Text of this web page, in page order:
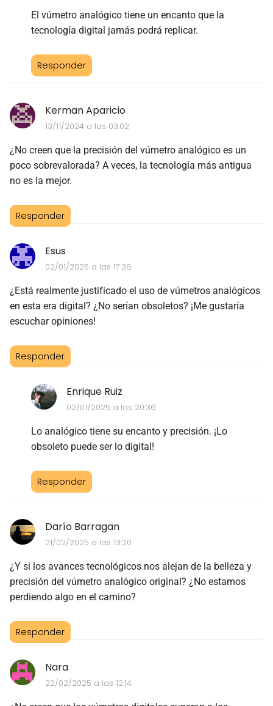
El vúmetro analógico tiene un encanto que la
tecnología digital jamás podrá replicar.
Responder
Kerman Aparicio
13/11/2024 a las 03:02
¿No creen que la precisión del vúmetro analógico es un
poco sobrevalorada? A veces, la tecnología más antigua
no es la mejor.
Responder
Esus
02/01/2025 a las 17:36
¿Está realmente justificado el uso de vúmetros analógicos
en esta era digital? ¿No serían obsoletos? ¡Me gustaría
escuchar opiniones!
Responder
Enrique Ruiz
02/01/2025 a las 20:36
Lo analógico tiene su encanto y precisión. ¡Lo
obsoleto puede ser lo digital!
Responder
Darío Barragan
21/02/2025 a las 13:20
¿Y si los avances tecnológicos nos alejan de la belleza y
precisión del vúmetro analógico original? ¿No estamos
perdiendo algo en el camino?
Responder
Nara
22/02/2025 a las 12:14